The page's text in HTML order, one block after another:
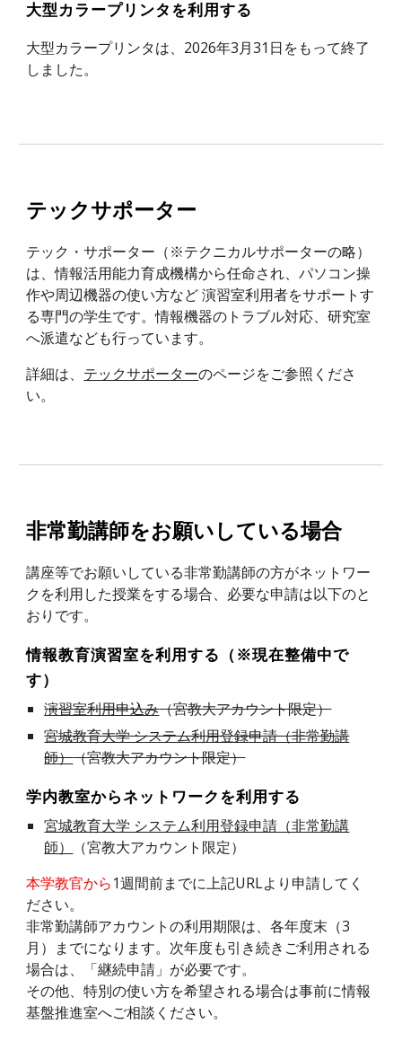
大型カラープリンタを利用する
大型カラープリンタは、2026年3月31日をもって終了
しました。
テックサポーター
テック・サポーター（※テクニカルサポーターの略）
は、情報活用能力育成機構から任命され、パソコン操
作や周辺機器の使い方など 演習室利用者をサポートす
る専門の学生です。情報機器のトラブル対応、研究室
へ派遣なども行っています。
詳細は、 テックサポーターのページをご参照くださ
い。
非常勤講師をお願いしている場合
講座等でお願いしている非常勤講師の方がネットワー
クを利用した授業をする場合、必要な申請は以下のと
おりです。
情報教育演習室を利用する（※現在整備中で
す）
演習室利用申込み（宮教大アカウント限定）
宮城教育大学 システム利用登録申請（非常勤講
師）（宮教大アカウント限定）
学内教室からネットワークを利用する
宮城教育大学 システム利用登録申請（非常勤講
師）
（宮教大アカウント限定）
本学教官から1週間前までに上記URLより申請してく
ださい。
非常勤講師アカウントの利用期限は、各年度末（3
月）までになります。次年度も引き続きご利用される
場合は、「継続申請」が必要です。
その他、特別の使い方を希望される場合は事前に情報
基盤推進室へご相談ください。